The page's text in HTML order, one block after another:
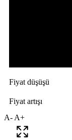
A- A+